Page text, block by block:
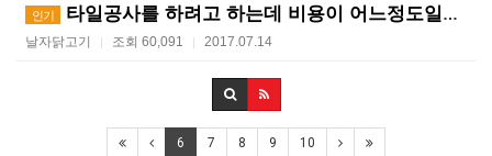
인기 타일공사를 하려고 하는데 비용이 어느정도일지 궁금합니다…
날자닭고기 | 조회 60,091 | 2017.07.14
6 7 8 9 10